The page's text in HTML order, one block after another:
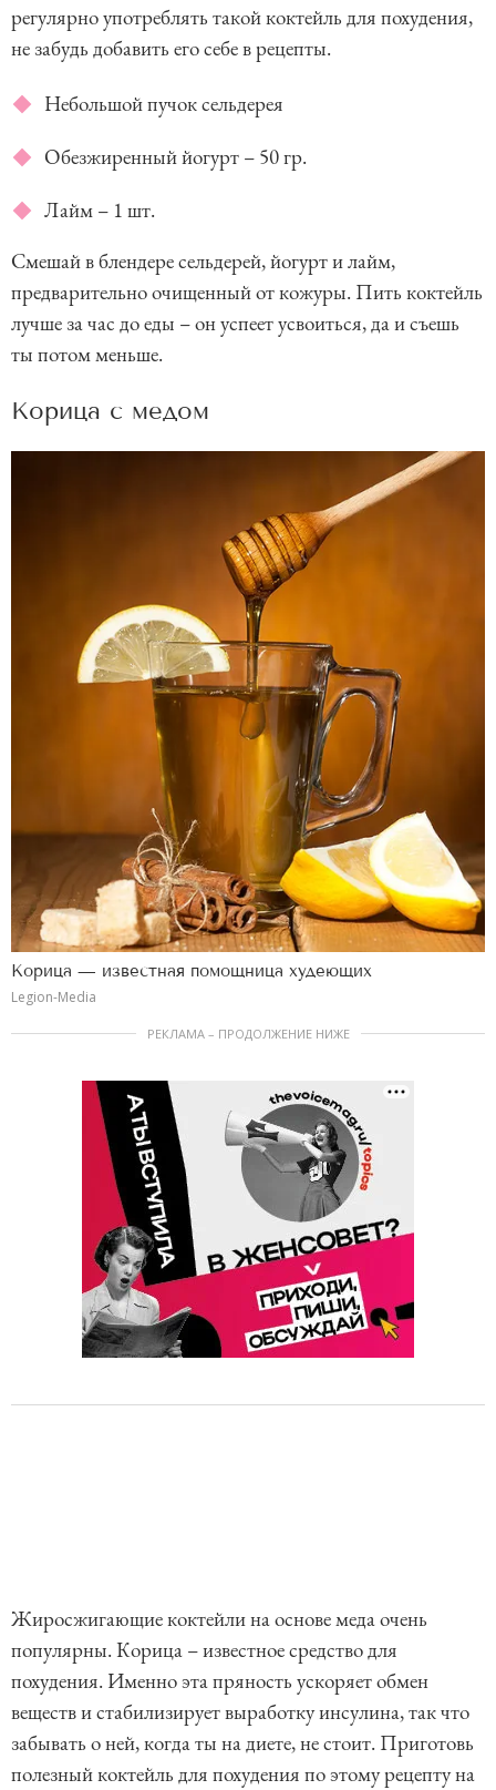
регулярно употреблять такой коктейль для похудения,
не забудь добавить его себе в рецепты.
Небольшой пучок сельдерея
Обезжиренный йогурт – 50 гр.
Лайм – 1 шт.
Смешай в блендере сельдерей, йогурт и лайм,
предварительно очищенный от кожуры. Пить коктейль
лучше за час до еды – он успеет усвоиться, да и съешь
ты потом меньше.
Корица с медом
Корица — известная помощница худеющих
Legion-Media
РЕКЛАМА – ПРОДОЛЖЕНИЕ НИЖЕ
Жиросжигающие коктейли на основе меда очень
популярны. Корица – известное средство для
похудения. Именно эта пряность ускоряет обмен
веществ и стабилизирует выработку инсулина, так что
забывать о ней, когда ты на диете, не стоит. Приготовь
полезный коктейль для похудения по этому рецепту на